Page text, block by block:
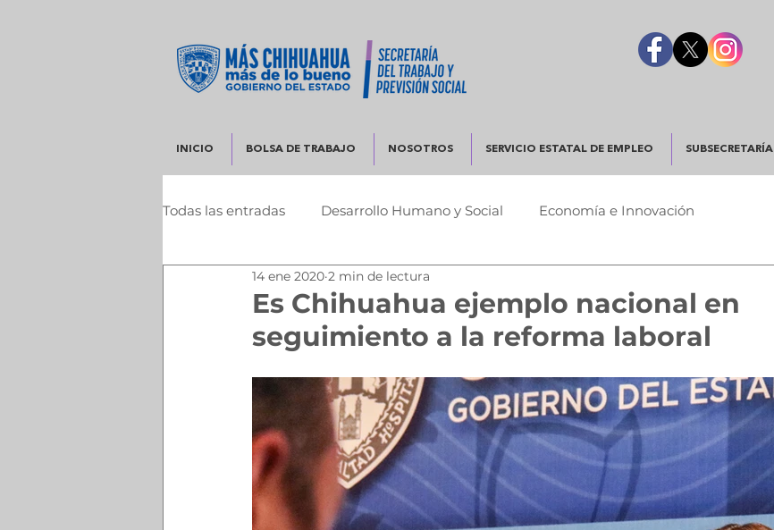
INICIO BOLSA DE TRABAJO NOSOTROS SERVICIO ESTATAL DE EMPLEO SUBSECRETARÍA
Todas las entradas Desarrollo Humano y Social Economía e Innovación
Infraestructura y Desarrollo Urbano
Es Chihuahua ejemplo nacional en
seguimiento a la reforma laboral
14 ene 2020 2 min de lectura